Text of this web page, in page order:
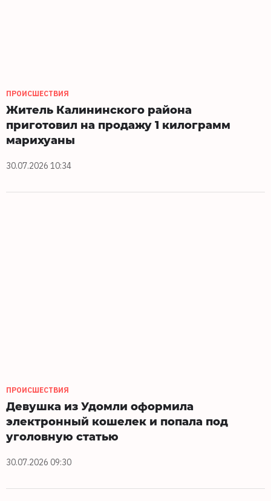
ПРОИСШЕСТВИЯ
Житель Калининского района
приготовил на продажу 1 килограмм
марихуаны
30.07.2026 10:34
ПРОИСШЕСТВИЯ
Девушка из Удомли оформила
электронный кошелек и попала под
уголовную статью
30.07.2026 09:30